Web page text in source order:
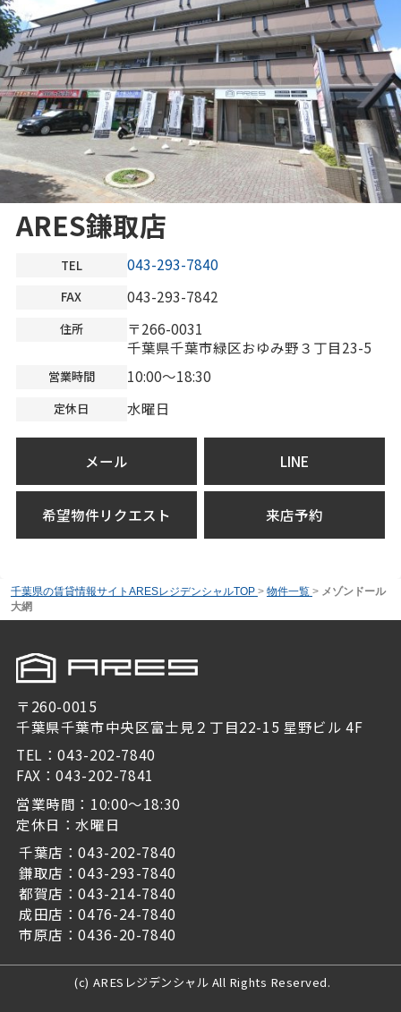
ARES鎌取店
TEL 043-293-7840
FAX 043-293-7842
住所
〒266-0031
千葉県千葉市緑区おゆみ野３丁目23-5
営業時間 10:00～18:30
定休日 水曜日
メール LINE
希望物件リクエスト 来店予約
千葉県の賃貸情報サイトARESレジデンシャルTOP > 物件一覧 > メゾンドール
大網
〒260-0015
千葉県千葉市中央区富士見２丁目22-15 星野ビル 4F
TEL：043-202-7840
FAX：043-202-7841
営業時間：10:00～18:30
定休日：水曜日
千葉店：043-202-7840
鎌取店：043-293-7840
都賀店：043-214-7840
成田店：0476-24-7840
市原店：0436-20-7840
(c) ARESレジデンシャル All Rights Reserved.